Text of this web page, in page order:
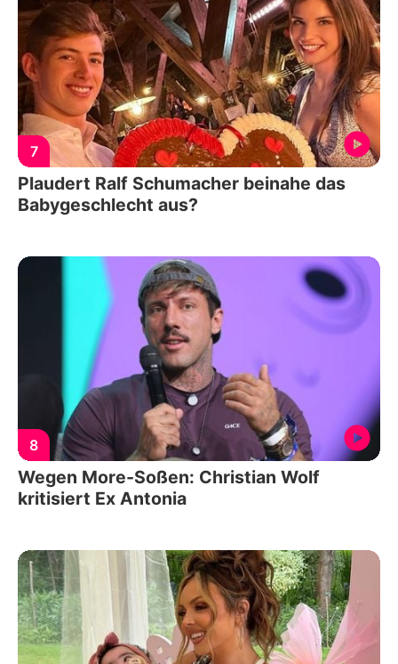
7
Plaudert Ralf Schumacher beinahe das
Babygeschlecht aus?
8
Wegen More-Soßen: Christian Wolf
kritisiert Ex Antonia